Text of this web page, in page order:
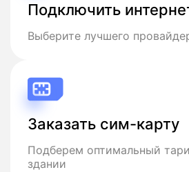
Подключить
Выберите лучшего
Заказать сим-карту
Подберем оптимальный
здании